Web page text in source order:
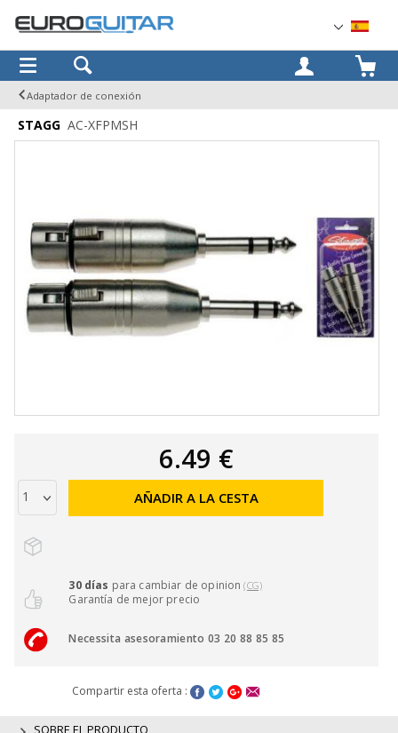
OK
Adaptador de conexión
STAGG AC-XFPMSH
6.49 €
AÑADIR A LA CESTA
30 días para cambiar de opinion(CG)
Garantía de mejor precio
Necessita asesoramiento 03 20 88 85 85
Compartir esta oferta :
SOBRE EL PRODUCTO